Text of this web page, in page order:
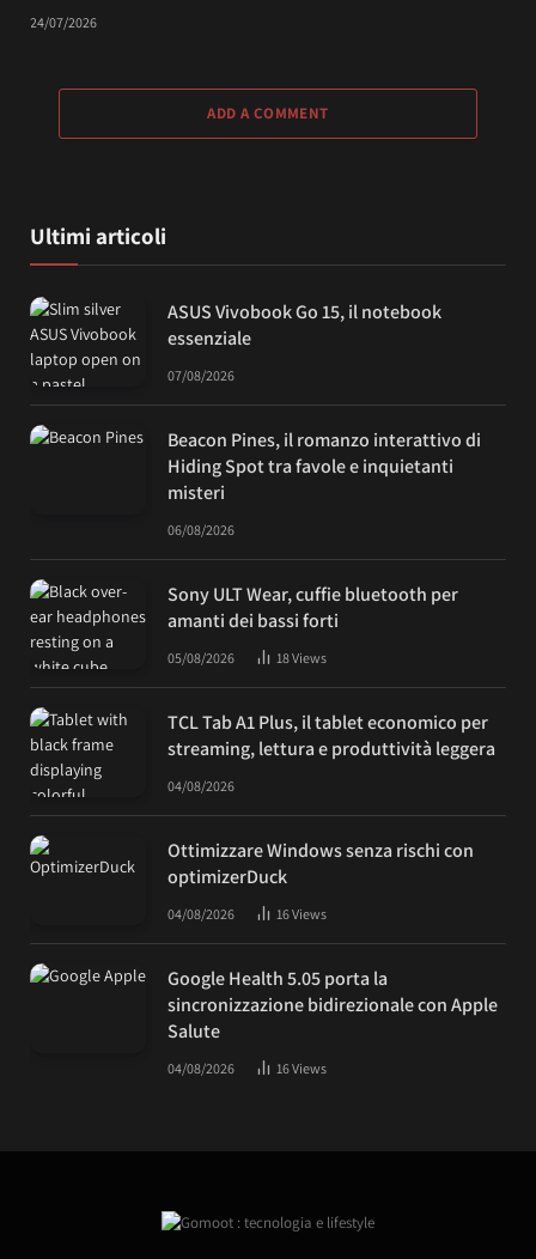
24/07/2026
ADD A COMMENT
Ultimi articoli
ASUS Vivobook Go 15, il notebook
essenziale
07/08/2026
Beacon Pines, il romanzo interattivo di
Hiding Spot tra favole e inquietanti
misteri
06/08/2026
Sony ULT Wear, cuffie bluetooth per
amanti dei bassi forti
05/08/2026 18Views
TCL Tab A1 Plus, il tablet economico per
streaming, lettura e produttività leggera
04/08/2026
Ottimizzare Windows senza rischi con
optimizerDuck
04/08/2026 16Views
Google Health 5.05 porta la
sincronizzazione bidirezionale con Apple
Salute
04/08/2026 16Views